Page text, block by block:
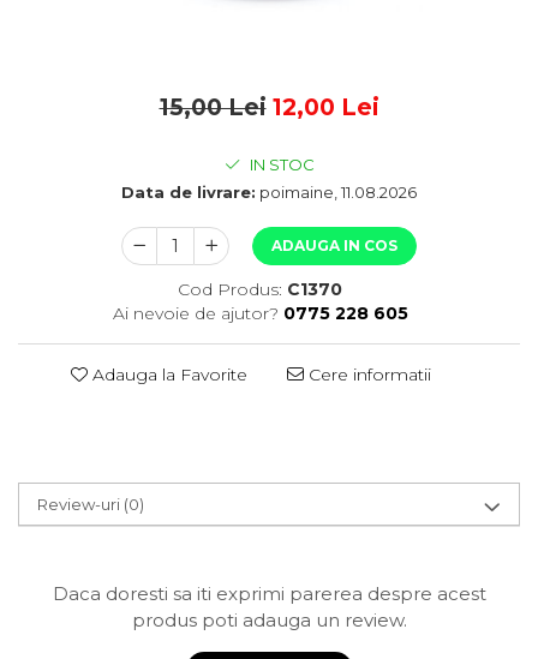
15,00 Lei 12,00 Lei
IN STOC
Data de livrare: poimaine, 11.08.2026
ADAUGA IN COS
Cod Produs: C1370
Ai nevoie de ajutor? 0775 228 605
Adauga la Favorite Cere informatii
Review-uri (0)
Daca doresti sa iti exprimi parerea despre acest
produs poti adauga un review.